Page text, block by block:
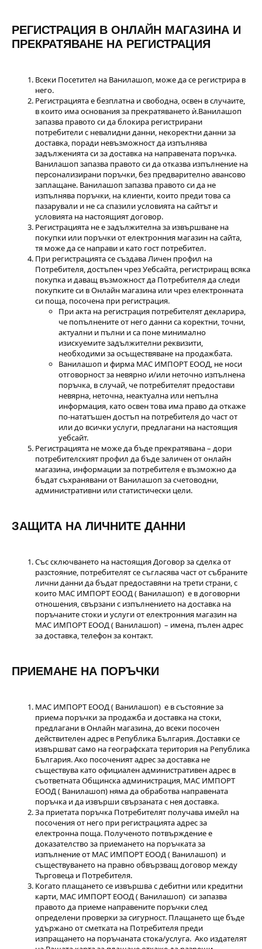
РЕГИСТРАЦИЯ В ОНЛАЙН МАГАЗИНА И
ПРЕКРАТЯВАНЕ НА РЕГИСТРАЦИЯ
Всеки Посетител на Ванилашоп, може да се регистрира в
него.
Регистрацията е безплатна и свободна, освен в случаите,
в които има основания за прекратяването ѝ.Ванилашоп
запазва правото си да блокира регистрирани
потребители с невалидни данни, некоректни данни за
доставка, поради невъзможност да изпълнява
задълженията си за доставка на направената поръчка.
Ванилашоп запазва правото си да отказва изпълнение на
персонализирани поръчки, без предварително авансово
заплащане. Ванилашоп запазва правото си да не
изпълнява поръчки, на клиенти, които преди това са
пазарували и не са спазили условията на сайтът и
условията на настоящият договор.
Регистрацията не е задължителна за извършване на
покупки или поръчки от електронния магазин на сайта,
тя може да се направи и като гост потребител.
При регистрацията се създава Личен профил на
Потребителя, достъпен чрез Уебсайта, регистриращ всяка
покупка и даващ възможност да Потребителя да следи
покупките си в Онлайн магазина или чрез електронната
си поща, посочена при регистрация.
При акта на регистрация потребителят декларира,
че попълнените от него данни са коректни, точни,
актуални и пълни и са поне минимално
изискуемите задължителни реквизити,
необходими за осъществяване на продажбата.
Ванилашоп и фирма МАС ИМПОРТ ЕООД, не носи
отговорност за невярно и/или неточно изпълнена
поръчка, в случай, че потребителят предостави
невярна, неточна, неактуална или непълна
информация, като освен това има право да откаже
по-нататъшен достъп на потребителя до част от
или до всички услуги, предлагани на настоящия
уебсайт.
Регистрацията не може да бъде прекратявана – дори
потребителският профил да бъде заличен от онлайн
магазина, информации за потребителя е възможно да
бъдат съхранявани от Ванилашоп за счетоводни,
административни или статистически цели.
ЗАЩИТА НА ЛИЧНИТЕ ДАННИ
Със сключването на настоящия Договор за сделка от
разстояние, потребителят се съгласява част от събраните
лични данни да бъдат предоставяни на трети страни, с
които МАС ИМПОРТ ЕООД ( Ванилашоп) е в договорни
отношения, свързани с изпълнението на доставка на
поръчаните стоки и услуги от електронния магазин на
МАС ИМПОРТ ЕООД ( Ванилашоп) – имена, пълен адрес
за доставка, телефон за контакт.
ПРИЕМАНЕ НА ПОРЪЧКИ
МАС ИМПОРТ ЕООД ( Ванилашоп) е в състояние за
приема поръчки за продажба и доставка на стоки,
предлагани в Онлайн магазина, до всеки посочен
действителен адрес в Република България. Доставки се
извършват само на географската територия на Република
България. Ако посоченият адрес за доставка не
съществува като официален административен адрес в
съответната Общинска администрация, МАС ИМПОРТ
ЕООД ( Ванилашоп) няма да обработва направената
поръчка и да извърши свързаната с нея доставка.
За приетата поръчка Потребителят получава имейл на
посочения от него при регистрацията адрес за
електронна поща. Полученото потвърждение е
доказателство за приемането на поръчката за
изпълнение от МАС ИМПОРТ ЕООД ( Ванилашоп) и
съществуването на правно обвързващ договор между
Търговеца и Потребителя.
Когато плащането се извършва с дебитни или кредитни
карти, МАС ИМПОРТ ЕООД ( Ванилашоп) си запазва
правото да приеме направените поръчки след
определени проверки за сигурност. Плащането ще бъде
удържано от сметката на Потребителя преди
изпращането на поръчаната стока/услуга. Ако издателят